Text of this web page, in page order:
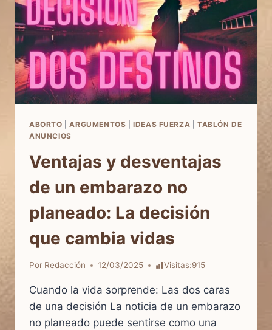
REALIDAD
QUE
NADIE
CUENTA
SOBRE
EL
ABORTO.
ABORTO |ARGUMENTOS |IDEAS FUERZA |TABLÓN DE
ANUNCIOS
Ventajas y desventajas
de un embarazo no
planeado: La decisión
que cambia vidas
Por Redacción 12/03/2025 Visitas:915
Cuando la vida sorprende: Las dos caras
de una decisión La noticia de un embarazo
no planeado puede sentirse como una